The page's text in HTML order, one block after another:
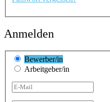
Anmelden
Bewerber/in
Arbeitgeber/in